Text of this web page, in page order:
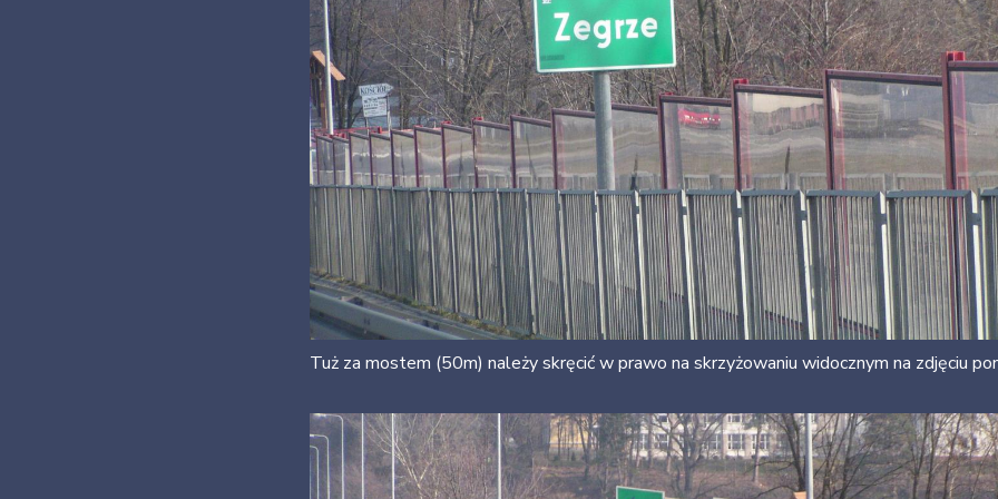
Tuż za mostem (50m) należy skręcić w prawo na skrzyżowaniu widocznym na zdjęciu